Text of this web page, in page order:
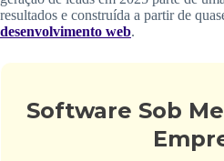
resultados e construída a partir de
desenvolvimento web.
Software Sob